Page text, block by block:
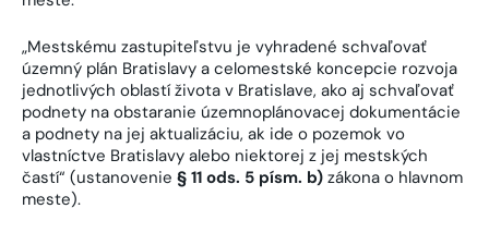
„Mestskému zastupiteľstvu je vyhradené schvaľovať
územný plán Bratislavy a celomestské koncepcie rozvoja
jednotlivých oblastí života v Bratislave, ako aj schvaľovať
podnety na obstaranie územnoplánovacej dokumentácie
a podnety na jej aktualizáciu, ak ide o pozemok vo
vlastníctve Bratislavy alebo niektorej z jej mestských
častí“ (ustanovenie § 11 ods. 5 písm. b) zákona o hlavnom
meste).